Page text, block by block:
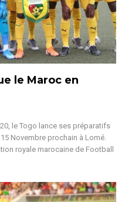
le Maroc en
le Togo lance ses préparatifs
Novembre prochain à Lomé.
royale marocaine de Football